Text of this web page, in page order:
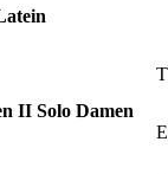
II Solo Damen